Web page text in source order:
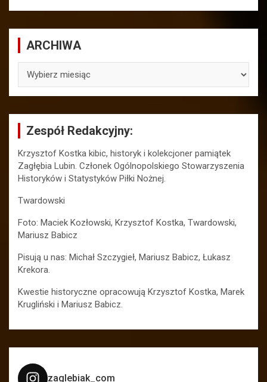
ARCHIWA
Zespół Redakcyjny:
Krzysztof Kostka kibic, historyk i kolekcjoner pamiątek
Zagłębia Lubin. Członek Ogólnopolskiego Stowarzyszenia
Historyków i Statystyków Piłki Nożnej.
Twardowski
Foto: Maciek Kozłowski, Krzysztof Kostka, Twardowski,
Mariusz Babicz
Pisują u nas: Michał Szczygieł, Mariusz Babicz, Łukasz
Krekora.
Kwestie historyczne opracowują Krzysztof Kostka, Marek
Krugliński i Mariusz Babicz.
zaglebiak_com